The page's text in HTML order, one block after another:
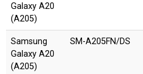
Galaxy A20
(A205)
Samsung
Galaxy A20
(A205)
SM-A205FN/DS